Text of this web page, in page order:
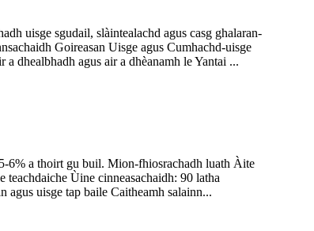
uisge sgudail, slàintealachd agus casg ghalaran-
Goireasan Uisge agus Cumhachd-uisge
dhealbhadh agus air a dhèanamh le Yantai ...
6% a thoirt gu buil. Mion-fhiosrachadh luath Àite
Ùine cinneasachaidh: 90 latha
uisge tap baile Caitheamh salainn...